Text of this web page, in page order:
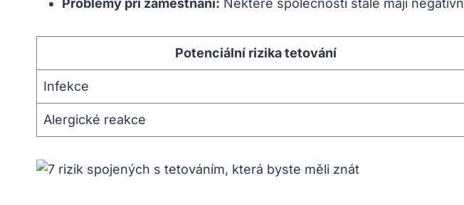
Problémy při zaměstnání: Některé společnosti stále mají
Potenciální rizika tetování
Infekce
Alergické reakce